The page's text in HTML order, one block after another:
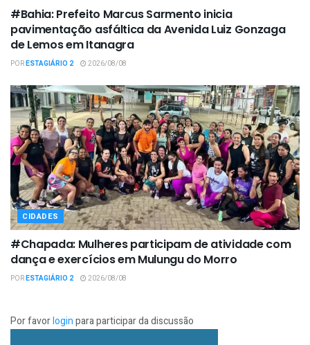
#Bahia: Prefeito Marcus Sarmento inicia
pavimentação asfáltica da Avenida Luiz Gonzaga
de Lemos em Itanagra
PORESTAGIÁRIO 2 2026/08/08
CIDADES
#Chapada: Mulheres participam de atividade com
dança e exercícios em Mulungu do Morro
PORESTAGIÁRIO 2 2026/08/08
Por favorloginpara participar da discussão